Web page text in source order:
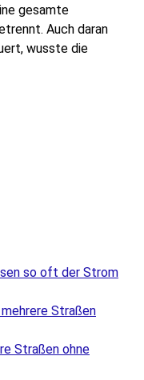
gesamte
Auch daran
wusste die
so oft der Strom
Straßen
Straßen ohne